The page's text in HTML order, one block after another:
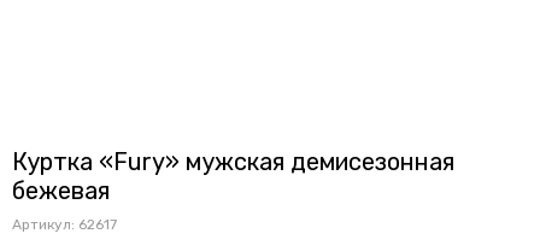
Куртка «Fury» мужская демисезонная
бежевая
Артикул: 62617